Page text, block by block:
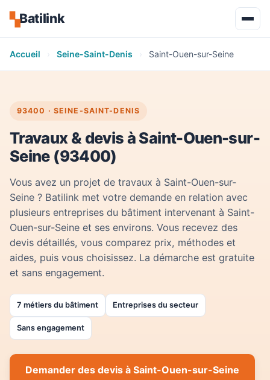
▚Batilink
Accueil › Seine-Saint-Denis › Saint-Ouen-sur-Seine
93400 · SEINE-SAINT-DENIS
Travaux & devis à Saint-Ouen-sur-
Seine (93400)
Vous avez un projet de travaux à Saint-Ouen-sur-
Seine ? Batilink met votre demande en relation avec
plusieurs entreprises du bâtiment intervenant à Saint-
Ouen-sur-Seine et ses environs. Vous recevez des
devis détaillés, vous comparez prix, méthodes et
aides, puis vous choisissez. La démarche est gratuite
et sans engagement.
7 métiers du bâtiment Entreprises du secteur
Sans engagement
Demander des devis à Saint-Ouen-sur-Seine